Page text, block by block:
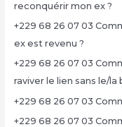
reconquérir mon ex ?
+229 68 26 07 03
ex est revenu ?
+229 68 26 07 03
raviver le lien sans le/la
+229 68 26 07 03
+229 68 26 07 03